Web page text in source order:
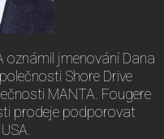
oznámil jmenování Dana
Shore Drive
MANTA. Fougere
prodeje podporovat